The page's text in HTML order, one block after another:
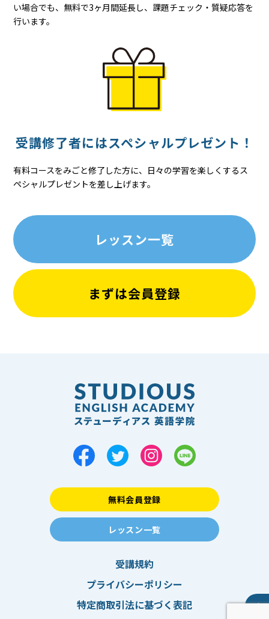
い場合でも、無料で3ヶ月間延長し、課題チェック・質疑応答を
行います。
受講修了者にはスペシャルプレゼント！
有料コースをみごと修了した方に、日々の学習を楽しくするス
ペシャルプレゼントを差し上げます。
レッスン一覧
まずは会員登録
無料会員登録
レッスン一覧
受講規約
プライバシーポリシー
特定商取引法に基づく表記